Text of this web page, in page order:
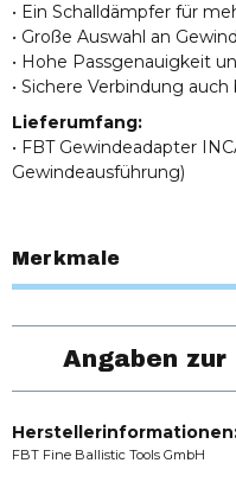
• Ein Schalldämpfer für
• Große Auswahl an
• Hohe Passgenauigkeit
• Sichere Verbindung
Lieferumfang:
• FBT Gewindeadapter
Gewindeausführung)
Merkmale
Angaben
FBT Fine Ballistic Tools GmbH